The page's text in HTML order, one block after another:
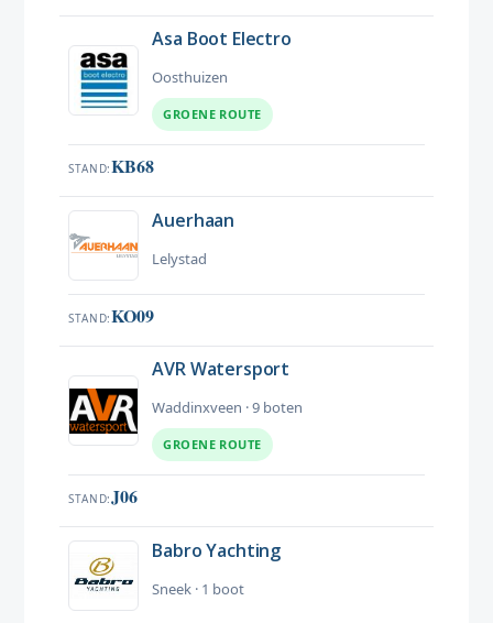
Asa Boot Electro
Oosthuizen
GROENE ROUTE
STAND KB68
Auerhaan
Lelystad
STAND KO09
AVR Watersport
Waddinxveen · 9 boten
GROENE ROUTE
STAND J06
Babro Yachting
Sneek · 1 boot